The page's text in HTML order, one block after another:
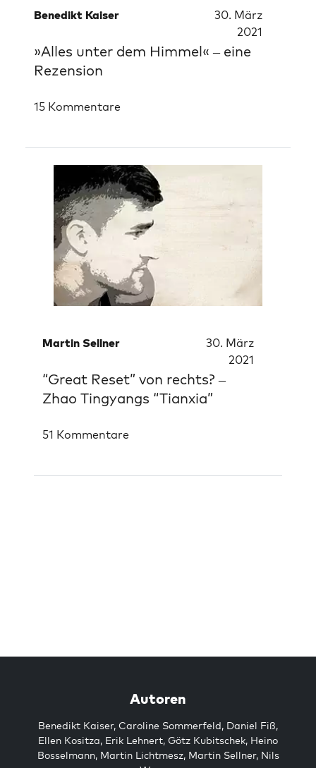
Benedikt Kaiser
30. März
2021
»Alles unter dem Himmel« – eine
Rezension
15 Kommentare
Martin Sellner
30. März
2021
“Great Reset” von rechts? –
Zhao Tingyangs “Tianxia”
51 Kommentare
Autoren
Benedikt Kaiser, Caroline Sommerfeld, Daniel Fiß,
Ellen Kositza, Erik Lehnert, Götz Kubitschek, Heino
Bosselmann, Martin Lichtmesz, Martin Sellner, Nils